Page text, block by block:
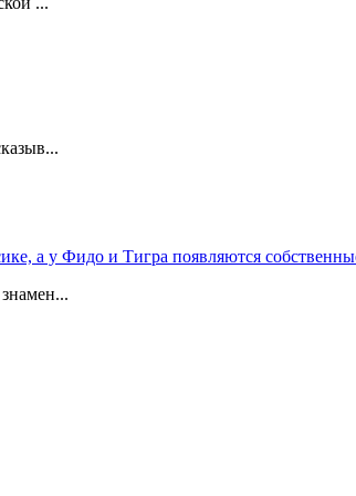
а у Фидо и Тигра появляются